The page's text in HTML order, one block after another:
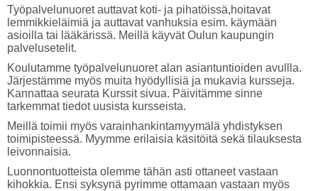
Työpalvelunuoret auttavat koti- ja pihatöissä,hoitavat
lemmikkieläimiä ja auttavat vanhuksia esim. käymään
asioilla tai lääkärissä. Meillä käyvät Oulun kaupungin
palvelusetelit.
Koulutamme työpalvelunuoret alan asiantuntioiden avullla.
Järjestämme myös muita hyödyllisiä ja mukavia kursseja.
Kannattaa seurata Kurssit sivua. Päivitämme sinne
tarkemmat tiedot uusista kursseista.
Meillä toimii myös varainhankintamyymälä yhdistyksen
toimipisteessä. Myymme erilaisia käsitöitä sekä tilauksesta
leivonnaisia.
Luonnontuotteista olemme tähän asti ottaneet vastaan
kihokkia. Ensi syksynä pyrimme ottamaan vastaan myös